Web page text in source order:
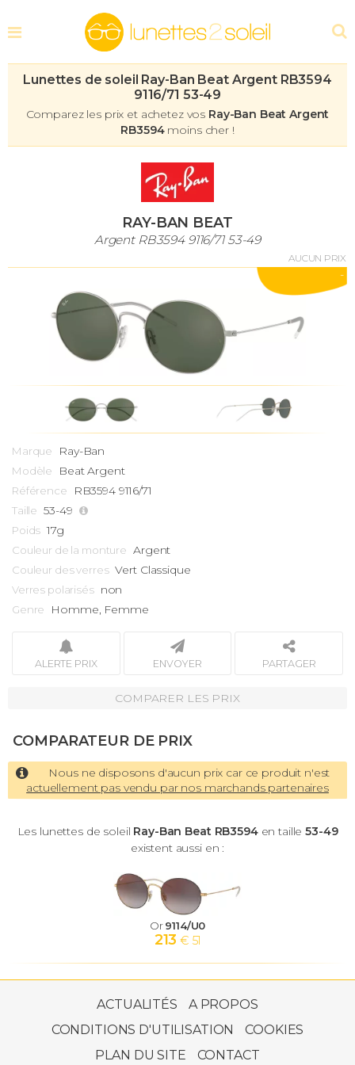
Lunettes de soleil Ray-Ban Beat Argent RB3594
9116/71 53-49
Comparez les prix et achetez vos Ray-Ban Beat Argent
RB3594moins cher !
RAY-BAN BEAT
Argent RB3594 9116/71 53-49
AUCUN PRIX
-
Marque Ray-Ban
Modèle BeatArgent
Référence RB3594 9116/71
Taille 53-49
Poids 17g
Couleur de la monture Argent
Couleur des verres Vert Classique
Verres polarisés non
Genre Homme, Femme
ALERTE PRIX ENVOYER PARTAGER
COMPARER LES PRIX
COMPARATEUR DE PRIX
Nous ne disposons d'aucun prix car ce produit n'est
actuellement pas vendu par nos marchands partenaires
Les lunettes de soleil Ray-Ban Beat RB3594en taille53-49
existent aussi en :
Or9114/U0
213 € 51
ACTUALITÉS
A PROPOS
CONDITIONS D'UTILISATION
COOKIES
PLAN DU SITE
CONTACT